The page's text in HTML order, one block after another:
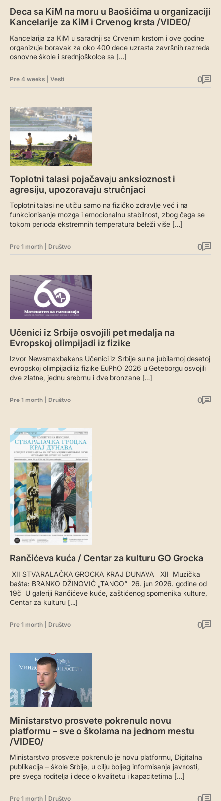
Deca sa KiM na moru u Baošićima u organizaciji
Kancelarije za KiM i Crvenog krsta /VIDEO/
Kancelarija za KiM u saradnji sa Crvenim krstom i ove godine
organizuje boravak za oko 400 dece uzrasta završnih razreda
osnovne škole i srednjoškolce sa […]
Pre 4 weeks Vesti 0
Toplotni talasi pojačavaju anksioznost i
agresiju, upozoravaju stručnjaci
Toplotni talasi ne utiču samo na fizičko zdravlje već i na
funkcionisanje mozga i emocionalnu stabilnost, zbog čega se
tokom perioda ekstremnih temperatura beleži više […]
Pre 1 month Društvo 0
Učenici iz Srbije osvojili pet medalja na
Evropskoj olimpijadi iz fizike
Izvor Newsmaxbakans Učenici iz Srbije su na jubilarnoj desetoj
evropskoj olimpijadi iz fizike EuPhO 2026 u Geteborgu osvojili
dve zlatne, jednu srebrnu i dve bronzane […]
Pre 1 month Društvo 0
Rančićeva kuća / Centar za kulturu GO Grocka
XII STVARALAČKA GROCKA KRAJ DUNAVA XII Muzička
bašta: BRANKO DŽINOVIĆ „TANGO“ 26. jun 2026. godine od
19č U galeriji Rančićeve kuće, zaštićenog spomenika kulture,
Centar za kulturu […]
Pre 1 month Društvo 0
Ministarstvo prosvete pokrenulo novu
platformu – sve o školama na jednom mestu
/VIDEO/
Ministarstvo prosvete pokrenulo je novu platformu, Digitalna
publikacija – škole Srbije, u cilju boljeg informisanja javnosti,
pre svega roditelja i dece o kvalitetu i kapacitetima […]
Pre 1 month Društvo 0